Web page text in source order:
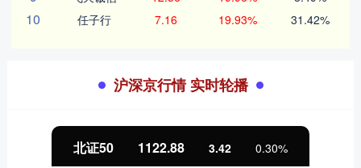
10 任子行 7.16 19.93% 31.42%
沪深京行情 实时轮播
北证50 1122.88 3.42 0.30%